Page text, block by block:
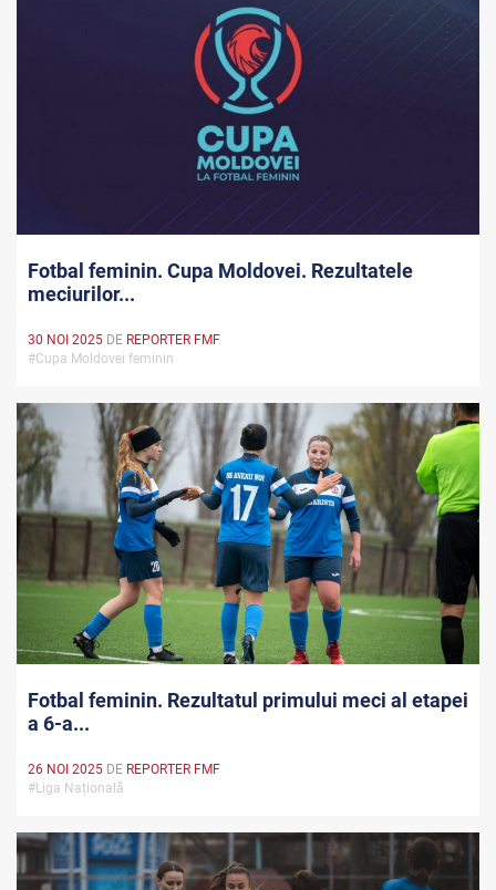
Fotbal feminin. Cupa Moldovei. Rezultatele
meciurilor...
30 NOI 2025 DE REPORTER FMF
#Cupa Moldovei feminin
Fotbal feminin. Rezultatul primului meci al etapei
a 6-a...
26 NOI 2025 DE REPORTER FMF
#Liga Națională